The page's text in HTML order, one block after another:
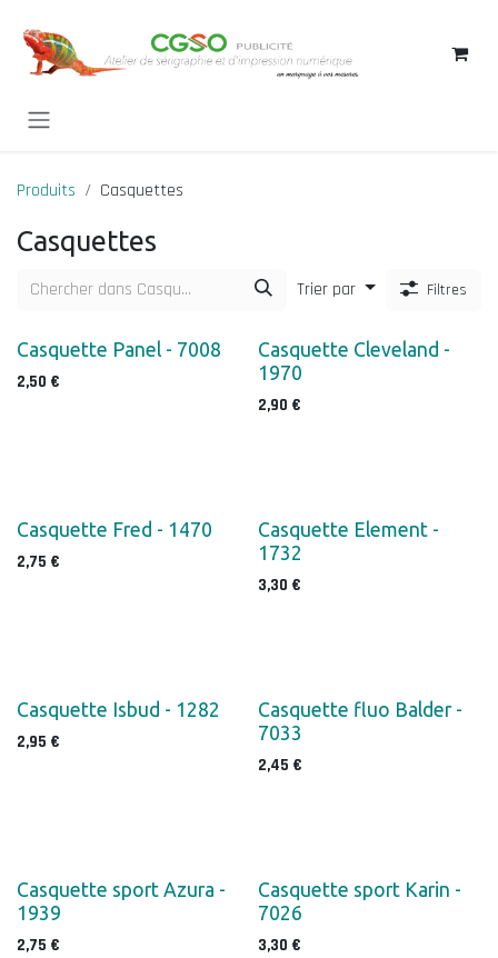
Produits Casquettes
Casquettes
Trier par Filtres
Casquette Panel - 7008
2,50 €
Casquette Cleveland -
1970
2,90 €
Casquette Fred - 1470
2,75 €
Casquette Element -
1732
3,30 €
Casquette Isbud - 1282
2,95 €
Casquette fluo Balder -
7033
2,45 €
Casquette sport Azura -
1939
2,75 €
Casquette sport Karin -
7026
3,30 €